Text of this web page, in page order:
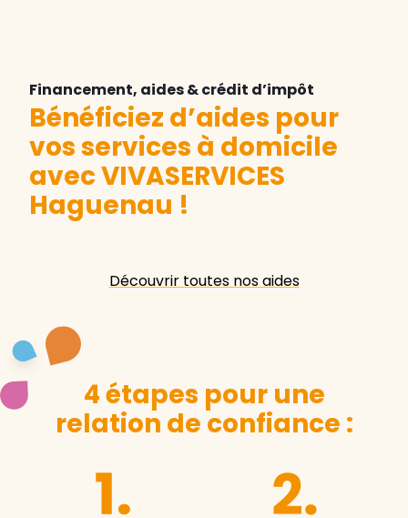
Financement, aides & crédit d’impôt
Bénéficiez d’aides pour
vos services à domicile
avec VIVASERVICES
Haguenau !
Découvrir toutes nos aides
4 étapes pour une
relation de confiance :